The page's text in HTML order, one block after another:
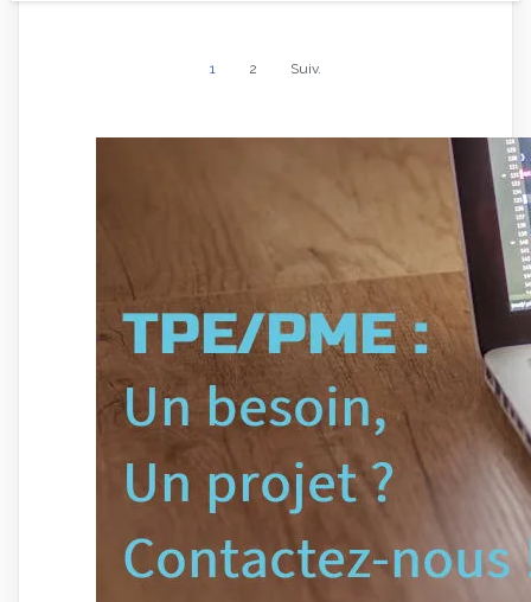
1 2 Suiv.